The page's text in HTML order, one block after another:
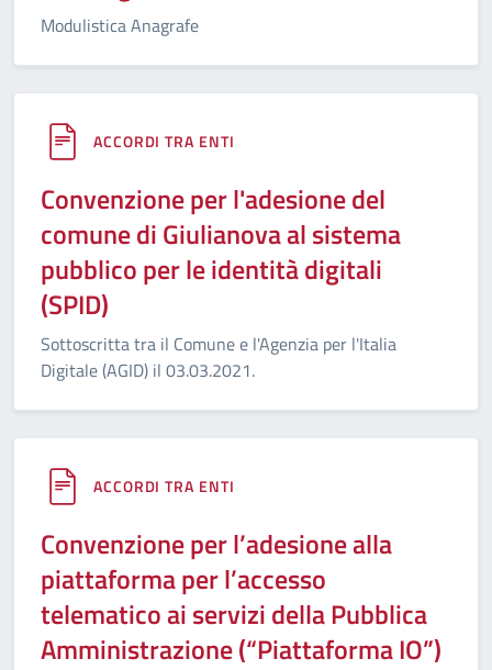
Modulistica Anagrafe
ACCORDI TRA ENTI
Convenzione per l'adesione del
comune di Giulianova al sistema
pubblico per le identità digitali
(SPID)
Sottoscritta tra il Comune e l'Agenzia per l'Italia
Digitale (AGID) il 03.03.2021.
ACCORDI TRA ENTI
Convenzione per l’adesione alla
piattaforma per l’accesso
telematico ai servizi della Pubblica
Amministrazione (“Piattaforma IO”)